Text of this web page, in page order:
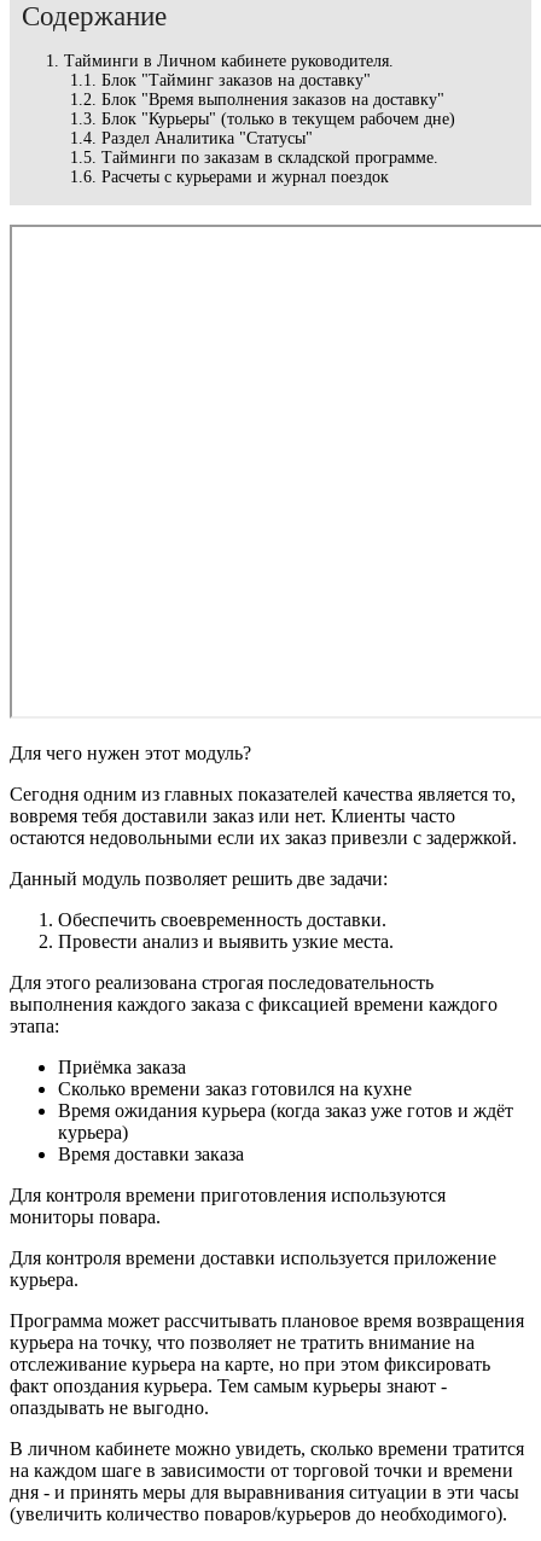
Содержание
Тайминги в Личном кабинете руководителя.
Блок "Тайминг заказов на доставку"
Блок "Время выполнения заказов на доставку"
Блок "Курьеры" (только в текущем рабочем дне)
Раздел Аналитика "Статусы"
Тайминги по заказам в складской программе.
Расчеты с курьерами и журнал поездок
Для чего нужен этот модуль?
Сегодня одним из главных показателей качества является то,
вовремя тебя доставили заказ или нет. Клиенты часто
остаются недовольными если их заказ привезли с задержкой.
Данный модуль позволяет решить две задачи:
Обеспечить своевременность доставки.
Провести анализ и выявить узкие места.
Для этого реализована строгая последовательность
выполнения каждого заказа с фиксацией времени каждого
этапа:
Приёмка заказа
Сколько времени заказ готовился на кухне
Время ожидания курьера (когда заказ уже готов и ждёт
курьера)
Время доставки заказа
Для контроля времени приготовления используются
мониторы повара.
Для контроля времени доставки используется приложение
курьера.
Программа может рассчитывать плановое время возвращения
курьера на точку, что позволяет не тратить внимание на
отслеживание курьера на карте, но при этом фиксировать
факт опоздания курьера. Тем самым курьеры знают -
опаздывать не выгодно.
В личном кабинете можно увидеть, сколько времени тратится
на каждом шаге в зависимости от торговой точки и времени
дня - и принять меры для выравнивания ситуации в эти часы
(увеличить количество поваров/курьеров до необходимого).